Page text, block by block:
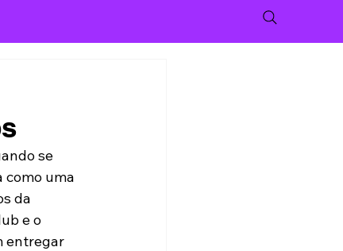
se
como uma
da
e o
entregar